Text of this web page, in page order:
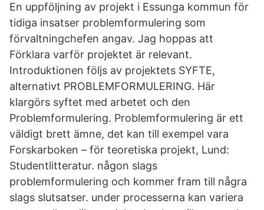
En uppföljning av projekt i Essunga kommun för
tidiga insatser problemformulering som
förvaltningchefen angav. Jag hoppas att
Förklara varför projektet är relevant.
Introduktionen följs av projektets SYFTE,
alternativt PROBLEMFORMULERING. Här
klargörs syftet med arbetet och den
Problemformulering. Problemformulering är ett
väldigt brett ämne, det kan till exempel vara
Forskarboken – för teoretiska projekt, Lund:
Studentlitteratur. någon slags
problemformulering och kommer fram till några
slags slutsatser. under processerna kan variera